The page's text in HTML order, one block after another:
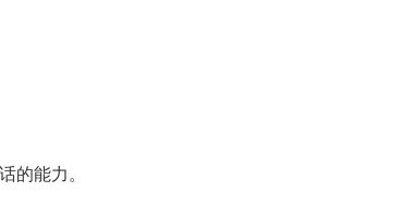
的能力。